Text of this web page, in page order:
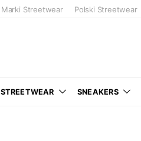
Marki Streetwear Polski Streetwear
STREETWEAR SNEAKERS